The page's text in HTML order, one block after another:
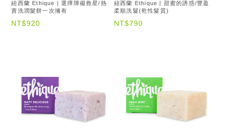
紐西蘭 Ethique | 選擇障礙救星/熱
賣洗潤髮餅一次擁有
NT$920
紐西蘭 Ethique | 甜蜜的誘惑/豐盈
柔順洗髮(乾性髮質)
NT$790